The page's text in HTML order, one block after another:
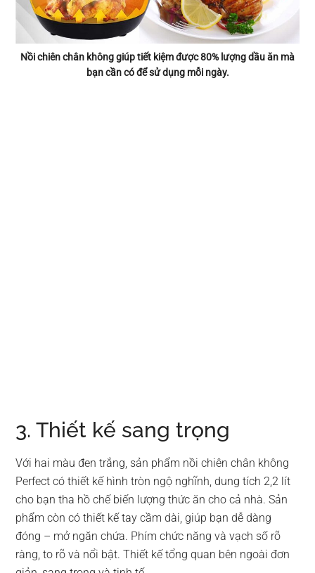
Nồi chiên chân không giúp tiết kiệm được 80% lượng dầu ăn mà
bạn cần có để sử dụng mỗi ngày.
3. Thiết kế sang trọng
Với hai màu đen trắng, sản phẩm nồi chiên chân không
Perfect có thiết kế hình tròn ngộ nghĩnh, dung tích 2,2 lít
cho bạn tha hồ chế biến lượng thức ăn cho cả nhà. Sản
phẩm còn có thiết kế tay cầm dài, giúp bạn dễ dàng
đóng – mở ngăn chứa. Phím chức năng và vạch số rõ
ràng, to rõ và nổi bật. Thiết kế tổng quan bên ngoài đơn